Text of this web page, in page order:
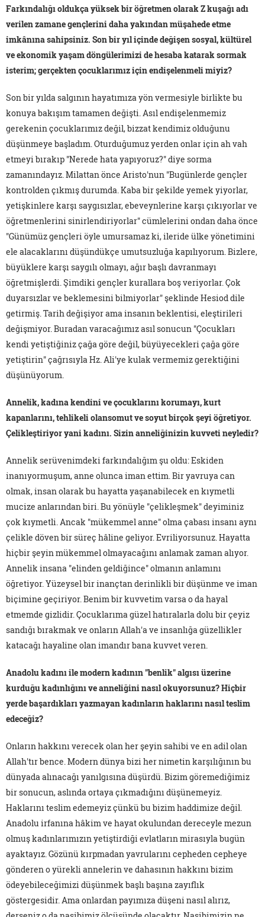
Farkındalığı oldukça yüksek bir öğretmen olarak Z kuşağı adı
verilen zamane gençlerini daha yakından müşahede etme
imkânına sahipsiniz. Son bir yıl içinde değişen sosyal, kültürel
ve ekonomik yaşam döngülerimizi de hesaba katarak sormak
isterim; gerçekten çocuklarımız için endişelenmeli miyiz?
Son bir yılda salgının hayatımıza yön vermesiyle birlikte bu
konuya bakışım tamamen değişti. Asıl endişelenmemiz
gerekenin çocuklarımız değil, bizzat kendimiz olduğunu
düşünmeye başladım. Oturduğumuz yerden onlar için ah vah
etmeyi bırakıp "Nerede hata yapıyoruz?" diye sorma
zamanındayız. Milattan önce Aristo'nun "Bugünlerde gençler
kontrolden çıkmış durumda. Kaba bir şekilde yemek yiyorlar,
yetişkinlere karşı saygısızlar, ebeveynlerine karşı çıkıyorlar ve
öğretmenlerini sinirlendiriyorlar" cümlelerini ondan daha önce
"Günümüz gençleri öyle umursamaz ki, ileride ülke yönetimini
ele alacaklarını düşündükçe umutsuzluğa kapılıyorum. Bizlere,
büyüklere karşı saygılı olmayı, ağır başlı davranmayı
öğretmişlerdi. Şimdiki gençler kurallara boş veriyorlar. Çok
duyarsızlar ve beklemesini bilmiyorlar" şeklinde Hesiod dile
getirmiş. Tarih değişiyor ama insanın beklentisi, eleştirileri
değişmiyor. Buradan varacağımız asıl sonucun "Çocukları
kendi yetiştiğiniz çağa göre değil, büyüyecekleri çağa göre
yetiştirin" çağrısıyla Hz. Ali'ye kulak vermemiz gerektiğini
düşünüyorum.
Annelik, kadına kendini ve çocuklarını korumayı, kurt
kapanlarını, tehlikeli olansomut ve soyut birçok şeyi öğretiyor.
Çelikleştiriyor yani kadını. Sizin anneliğinizin kuvveti neyledir?
Annelik serüvenimdeki farkındalığım şu oldu: Eskiden
inanıyormuşum, anne olunca iman ettim. Bir yavruya can
olmak, insan olarak bu hayatta yaşanabilecek en kıymetli
mucize anlarından biri. Bu yönüyle "çelikleşmek" deyiminiz
çok kıymetli. Ancak "mükemmel anne" olma çabası insanı aynı
çelikle döven bir süreç hâline geliyor. Evriliyorsunuz. Hayatta
hiçbir şeyin mükemmel olmayacağını anlamak zaman alıyor.
Annelik insana "elinden geldiğince" olmanın anlamını
öğretiyor. Yüzeysel bir inançtan derinlikli bir düşünme ve iman
biçimine geçiriyor. Benim bir kuvvetim varsa o da hayal
etmemde gizlidir. Çocuklarıma güzel hatıralarla dolu bir çeyiz
sandığı bırakmak ve onların Allah'a ve insanlığa güzellikler
katacağı hayaline olan imandır bana kuvvet veren.
Anadolu kadını ile modern kadının "benlik" algısı üzerine
kurduğu kadınlığını ve anneliğini nasıl okuyorsunuz? Hiçbir
yerde başardıkları yazmayan kadınların haklarını nasıl teslim
edeceğiz?
Onların hakkını verecek olan her şeyin sahibi ve en adil olan
Allah'tır bence. Modern dünya bizi her nimetin karşılığının bu
dünyada alınacağı yanılgısına düşürdü. Bizim göremediğimiz
bir sonucun, aslında ortaya çıkmadığını düşünemeyiz.
Haklarını teslim edemeyiz çünkü bu bizim haddimize değil.
Anadolu irfanına hâkim ve hayat okulundan dereceyle mezun
olmuş kadınlarımızın yetiştirdiği evlatların mirasıyla bugün
ayaktayız. Gözünü kırpmadan yavrularını cepheden cepheye
gönderen o yürekli annelerin ve dahasının hakkını bizim
ödeyebileceğimizi düşünmek başlı başına zayıflık
göstergesidir. Ama onlardan payımıza düşeni nasıl alırız,